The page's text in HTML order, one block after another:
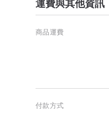
商品運費
付款方式